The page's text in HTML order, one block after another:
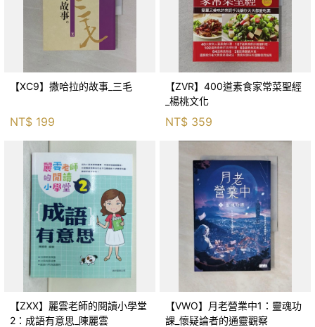
【XC9】撒哈拉的故事_三毛
NT$ 199
【ZVR】400道素食家常菜聖經
_楊桃文化
NT$ 359
【ZXX】麗雲老師的閱讀小學堂
2：成語有意思_陳麗雲
【VWO】月老營業中1：靈魂功
課_懷疑論者的通靈觀察